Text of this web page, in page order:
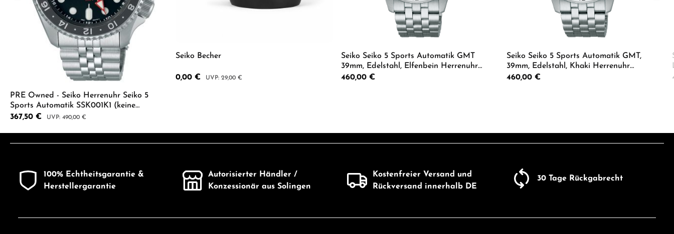
PRE Owned - Seiko Herrenuhr Seiko 5
Sports Automatik SSK001K1 (keine
Neuware!)
Verkaufspreis:
367,50 € Regulärer Preis:
490,00 €
Seiko Becher
Verkaufspreis:
0,00 € Regulärer Preis:
29,00 €
Seiko Seiko 5 Sports Automatik GMT
39mm, Edelstahl, Elfenbein Herrenuhr
HDB002K1
Regulärer Preis:
460,00 €
Seiko Seiko 5 Sports Automatik GMT,
39mm, Edelstahl, Khaki Herrenuhr
HDB001K1
Regulärer Preis:
460,00 €
100% Echtheitsgarantie &
Herstellergarantie
Autorisierter Händler /
Konzessionär aus Solingen
Kostenfreier Versand und
Rückversand innerhalb DE
30 Tage Rückgabrecht